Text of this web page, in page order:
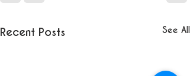
Recent Posts See All